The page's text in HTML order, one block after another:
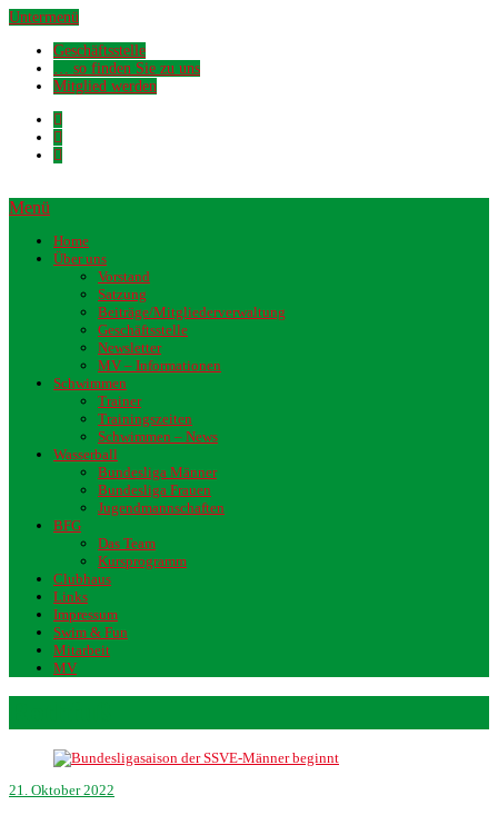
Untermenü
Geschäftsstelle
… so finden Sie zu uns
Mitglied werden
Menü
Home
Über uns
Vorstand
Satzung
Beiträge/Mitgliederverwaltung
Geschäftsstelle
Newsletter
MV – Informationen
Schwimmen
Trainer
Trainingszeiten
Schwimmen – News
Wasserball
Bundesliga Männer
Bundesliga Frauen
Jugendmannschaften
BFG
Das Team
Kursprogramm
Clubhaus
Links
Impressum
Swim & Fun
Mitarbeit
MV
21. Oktober 2022